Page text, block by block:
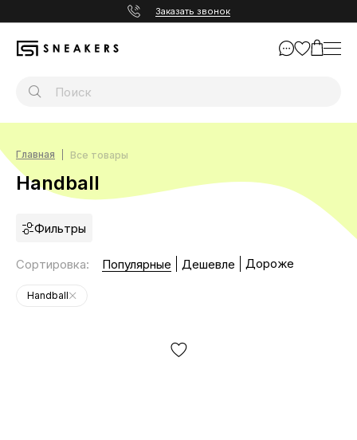
Заказать звонок
Главная Все товары
Handball
Фильтры
Сортировка: Популярные Дешевле Дороже
Handball